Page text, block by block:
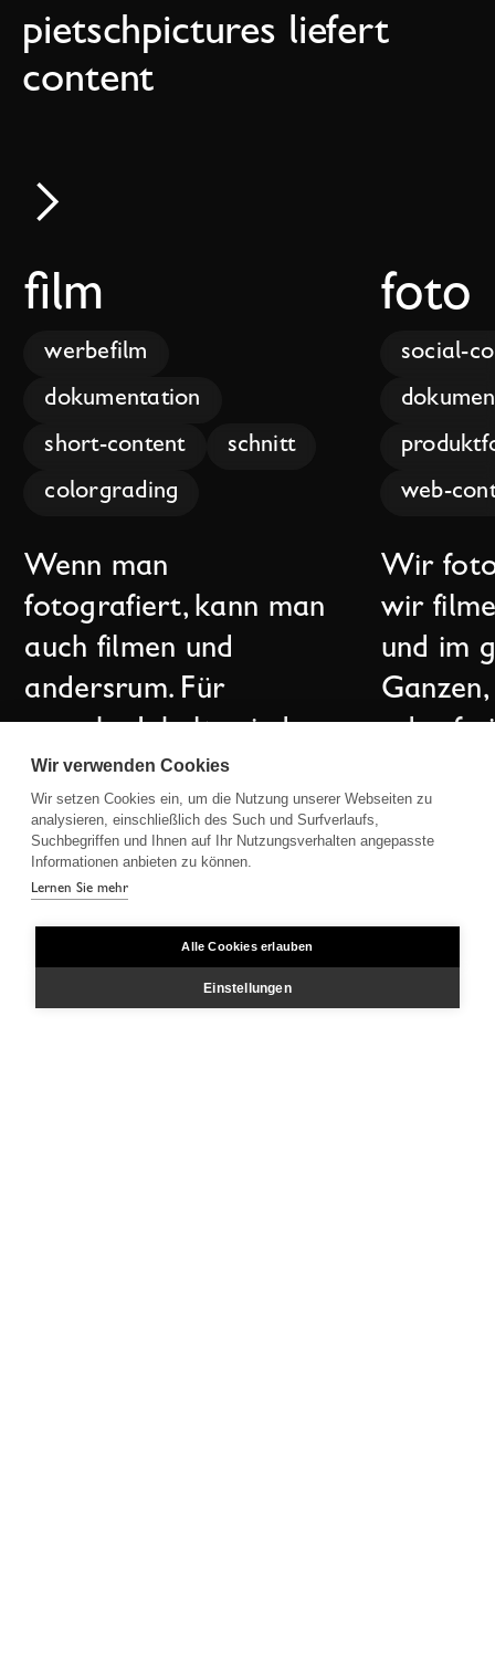
pietschpictures liefert
content
film
werbefilm
dokumentation
short-content
schnitt
colorgrading
Wenn man
fotografiert, kann man
auch filmen und
andersrum. Für
manche Inhalte sind
bewegte Bilder das
Mittel der Wahl. Musik,
Bewegung, Sprache,
Stimmung.
foto
social-
web-
Wir
wir
und im
oder
Wir verwenden Cookies
Wir setzen Cookies ein, um die Nutzung unserer Webseiten zu
analysieren, einschließlich des Such und Surfverlaufs,
Suchbegriffen und Ihnen auf Ihr Nutzungsverhalten angepasste
Informationen anbieten zu können.
Lernen Sie mehr
Alle Cookies erlauben
Einstellungen